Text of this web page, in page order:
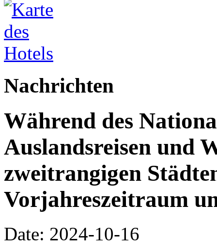
Nachrichten
Während des
Auslandsreisen und
zweitrangigen
Vorjahreszeitraum
Date: 2024-10-16